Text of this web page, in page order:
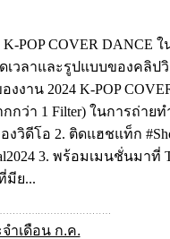
POP COVER DANCE
เวลาและรูปแบบของคลิป
งงาน 2024 K-POP
กกว่า 1 Filter) ในการถ่า
วิดีโอ 2. ติดแฮชแท็ก
3. พร้อมเมนชั่นมาที่
มีย...
ำเดือน ก.ค.